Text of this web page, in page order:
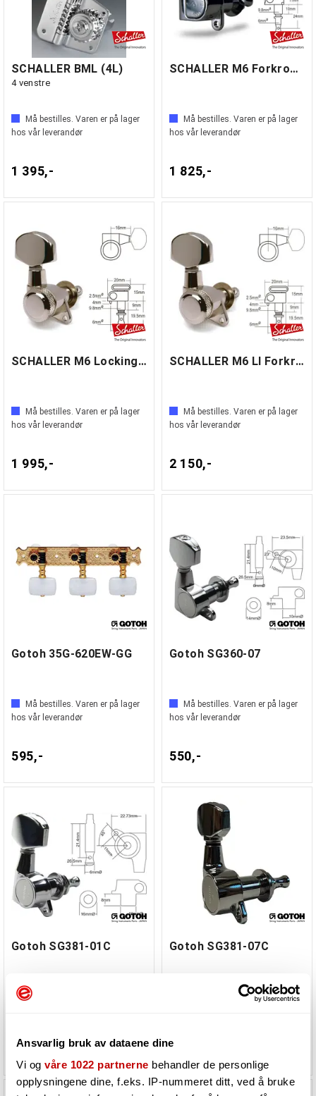
Ansvarlig bruk av dataene dine
Vi og våre 1022 partnerne behandler de personlige
opplysningene dine, f.eks. IP-nummeret ditt, ved å bruke
SCHALLER BML (4L)
4 venstre
Må bestilles. Varen er på lager
hos vår leverandør
1 395,-
SCHALLER M6 Forkrommet
Må bestilles. Varen er på lager
hos vår leverandør
1 825,-
SCHALLER M6 Locking Chrome (3L+3R)
Må bestilles. Varen er på lager
hos vår leverandør
1 995,-
SCHALLER M6 LI Forkrommet
Må bestilles. Varen er på lager
hos vår leverandør
2 150,-
Gotoh 35G-620EW-GG
Må bestilles. Varen er på lager
hos vår leverandør
595,-
Gotoh SG360-07
Må bestilles. Varen er på lager
hos vår leverandør
550,-
Gotoh SG381-01C
Må bestilles. Varen er på lager
585,-
Gotoh SG381-07C
Må bestilles. Varen er på lager
550,-